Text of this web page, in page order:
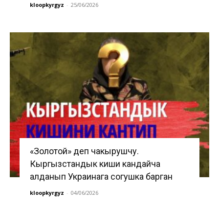
kloopkyrgyz - 25/06/2026
«Золотой» деп чакырушчу.
Кыргызстандык киши кандайча
алданып Украинага согушка барган
kloopkyrgyz - 04/06/2026